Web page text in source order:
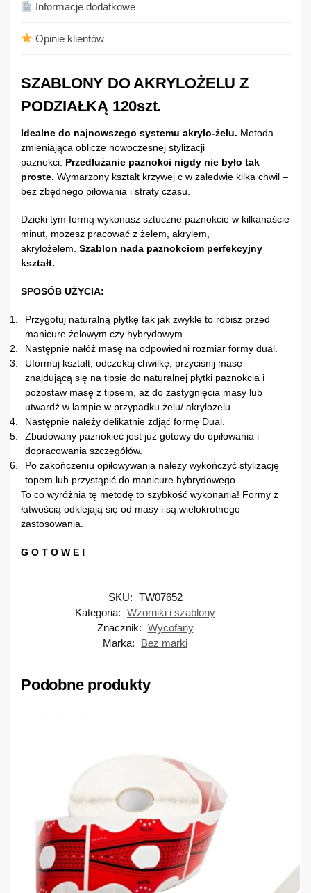
Informacje dodatkowe
Opinie klientów
SZABLONY DO AKRYLOŻELU Z
PODZIAŁKĄ 120szt.
Idealne do najnowszego systemu akrylo-żelu. Metoda
zmieniająca oblicze nowoczesnej stylizacji
paznokci. Przedłużanie paznokci nigdy nie było tak
proste. Wymarzony kształt krzywej c w zaledwie kilka chwil –
bez zbędnego piłowania i straty czasu.
Dzięki tym formą wykonasz sztuczne paznokcie w kilkanaście
minut, możesz pracować z żelem, akrylem,
akrylożelem. Szablon nada paznokciom perfekcyjny
kształt.
SPOSÓB UŻYCIA:
Przygotuj naturalną płytkę tak jak zwykle to robisz przed
manicure żelowym czy hybrydowym.
Następnie nałóż masę na odpowiedni rozmiar formy dual.
Uformuj kształt, odczekaj chwilkę, przyciśnij masę
znajdującą się na tipsie do naturalnej płytki paznokcia i
pozostaw masę z tipsem, aż do zastygnięcia masy lub
utwardź w lampie w przypadku żelu/ akrylożelu.
Następnie należy delikatnie zdjąć formę Dual.
Zbudowany paznokieć jest już gotowy do opiłowania i
dopracowania szczegółów.
Po zakończeniu opiłowywania należy wykończyć stylizację
topem lub przystąpić do manicure hybrydowego.
To co wyróżnia tę metodę to szybkość wykonania! Formy z
łatwością odklejają się od masy i są wielokrotnego
zastosowania.
G O T O W E !
SKU: TW07652
Kategoria: Wzorniki i szablony
Znacznik: Wycofany
Marka:
Bez marki
Podobne produkty